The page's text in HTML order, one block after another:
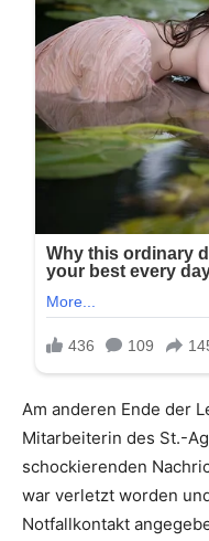
Am anderen Ende der
Mitarbeiterin des St.-
schockierenden
war verletzt worden
Notfallkontakt